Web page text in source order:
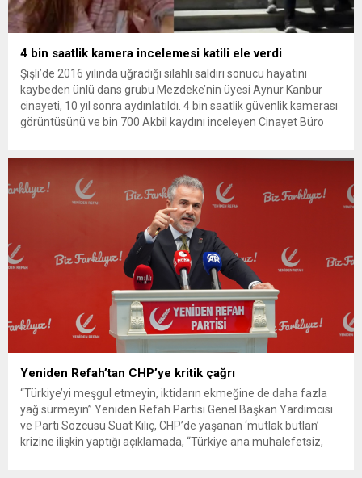
4 bin saatlik kamera incelemesi katili ele verdi
Şişli’de 2016 yılında uğradığı silahlı saldırı sonucu hayatını
kaybeden ünlü dans grubu Mezdeke’nin üyesi Aynur Kanbur
cinayeti, 10 yıl sonra aydınlatıldı. 4 bin saatlik güvenlik kamerası
görüntüsünü ve bin 700 Akbil kaydını inceleyen Cinayet Büro
Yeniden Refah’tan CHP’ye kritik çağrı
“Türkiye’yi meşgul etmeyin, iktidarın ekmeğine de daha fazla
yağ sürmeyin” Yeniden Refah Partisi Genel Başkan Yardımcısı
ve Parti Sözcüsü Suat Kılıç, CHP’de yaşanan ‘mutlak butlan’
krizine ilişkin yaptığı açıklamada, “Türkiye ana muhalefetsiz,